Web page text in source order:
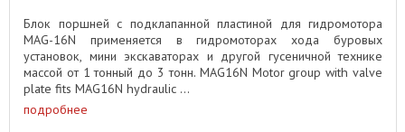
Блок поршней с подклапанной пластиной для гидромотора
MAG-16N применяется в гидромоторах хода буровых
установок, мини экскаваторах и другой гусеничной технике
массой от 1 тонный до 3 тонн. MAG16N Motor group with valve
plate fits MAG16N hydraulic ...
подробнее